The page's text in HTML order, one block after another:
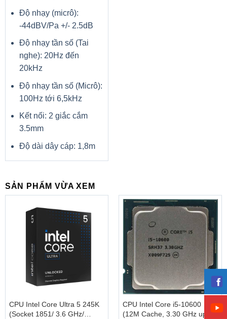
Độ nhạy (micrô):
-44dBV/Pa +/- 2.5dB
Độ nhạy tần số (Tai
nghe): 20Hz đến
20kHz
Độ nhạy tần số (Micrô):
100Hz tới 6,5kHz
Kết nối: 2 giắc cắm
3.5mm
Độ dài dây cáp: 1,8m
SẢN PHẨM VỪA XEM
CPU Intel Core Ultra 5 245K
(Socket 1851/ 3.6 GHz/
CPU Intel Core i5-10600
(12M Cache, 3.30 GHz up to